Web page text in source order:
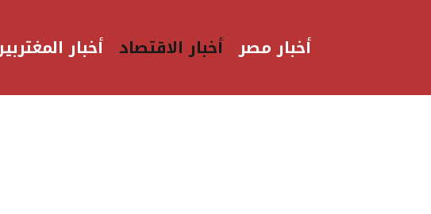
أخبار مصر أخبار الاقتصاد أخبار